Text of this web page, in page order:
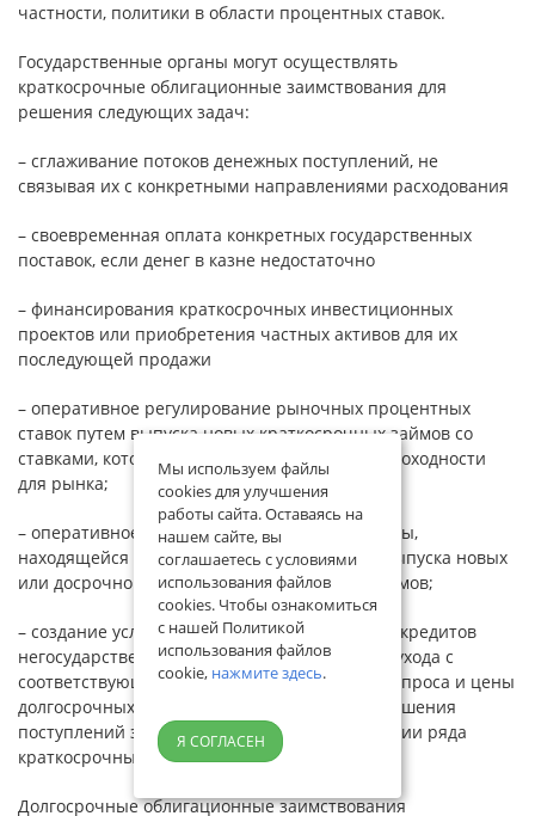
частности, политики в области процентных ставок.
Государственные органы могут осуществлять
краткосрочные облигационные заимствования для
решения следующих задач:
– сглаживание потоков денежных поступлений, не
связывая их с конкретными направлениями расходования
– своевременная оплата конкретных государственных
поставок, если денег в казне недостаточно
– финансирования краткосрочных инвестиционных
проектов или приобретения частных активов для их
последующей продажи
– оперативное регулирование рыночных процентных
ставок путем выпуска новых краткосрочных займов со
ставками, которые становятся ориентирами доходности
для рынка;
– оперативное регулирование денежной массы,
находящейся в финансовой системе, путем выпуска новых
или досрочного погашения действующих займов;
– создание условий получения долгосрочных кредитов
негосударственными предприятиями, путем ухода с
соответствующего рынка с целью снижения спроса и цены
долгосрочных ресурсов и компенсации уменьшения
поступлений за счет последовательной эмиссии ряда
краткосрочных займов.
Долгосрочные облигационные заимствования
Мы используем файлы
cookies для улучшения
работы сайта. Оставаясь на
нашем сайте, вы
соглашаетесь с условиями
использования файлов
cookies. Чтобы ознакомиться
с нашей Политикой
использования файлов
cookie, нажмите здесь.
Я СОГЛАСЕН